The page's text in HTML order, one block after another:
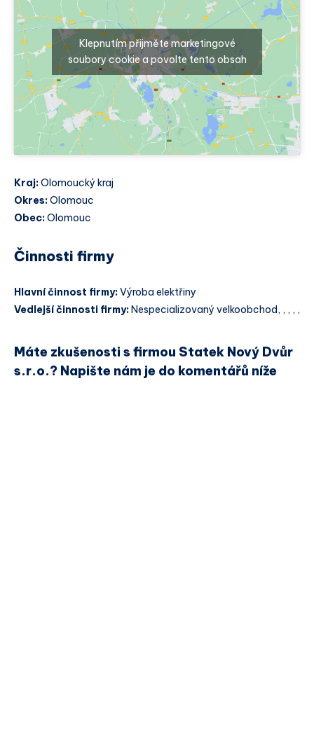
Klepnutím přijměte marketingové
soubory cookie a povolte tento obsah
Kraj:Olomoucký kraj
Okres:Olomouc
Obec:Olomouc
Činnosti firmy
Hlavní činnost firmy:Výroba elektřiny
Vedlejší činnosti firmy:Nespecializovaný velkoobchod, , , , ,
Máte zkušenosti s firmou Statek Nový Dvůr
s.r.o.? Napište nám je do komentářů níže